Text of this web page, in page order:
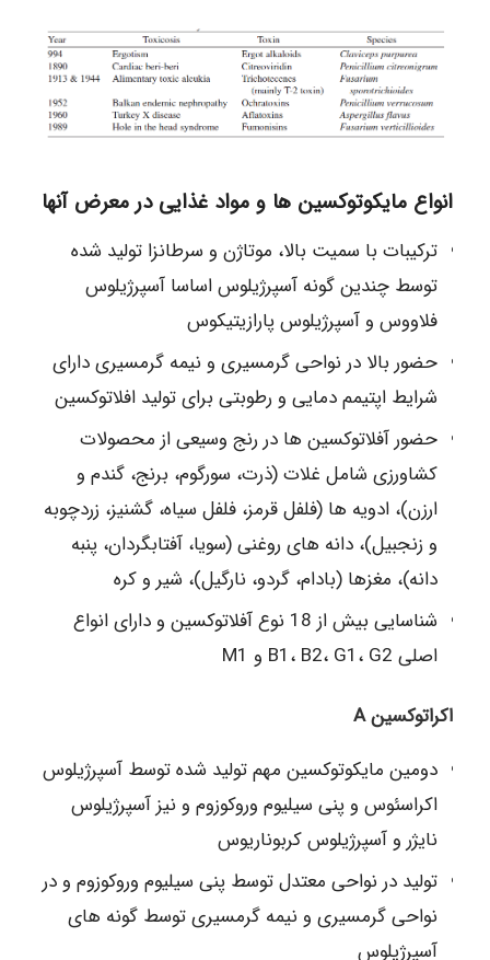
انواع مایکوتوکسین ها و مواد غذایی در معرض آنها
ترکیبات با سمیت بالا، موتاژن و سرطانزا تولید شده
توسط چندین گونه آسپرژیلوس اساسا آسپرژیلوس
فلاووس و آسپرژیلوس پارازیتیکوس
حضور بالا در نواحی گرمسیری و نیمه گرمسیری دارای
شرایط اپتیمم دمایی و رطوبتی برای تولید افلاتوکسین
حضور آفلاتوکسین ها در رنج وسیعی از محصولات
کشاورزی شامل غلات (ذرت، سورگوم، برنج، گندم و
ارزن)، ادویه ها (فلفل قرمز، فلفل سیاه، گشنیز، زردچوبه
و زنجبیل)، دانه های روغنی (سویا، آفتابگردان، پنبه
دانه)، مغزها (بادام، گردو، نارگیل)، شیر و کره
شناسایی بیش از 18 نوع آفلاتوکسین و دارای انواع
اصلی B1، B2، G1، G2 و M1
اکراتوکسین A
دومین مایکوتوکسین مهم تولید شده توسط آسپرژیلوس
اکراسئوس و پنی سیلیوم وروکوزوم و نیز آسپرژیلوس
نایژر و آسپرژیلوس کربوناریوس
تولید در نواحی معتدل توسط پنی سیلیوم وروکوزوم و در
نواحی گرمسیری و نیمه گرمسیری توسط گونه های
آسپرژیلوس